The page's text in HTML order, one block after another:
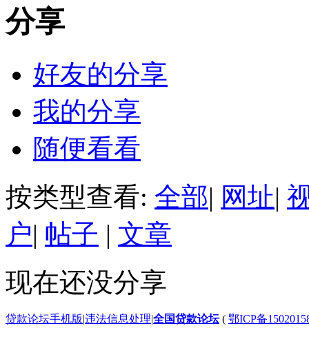
分享
好友的分享
我的分享
随便看看
按类型查看: 全部| 网址|
户| 帖子 | 文章
现在还没分享
贷款论坛手机版|违法信息处理|全国贷款论坛( 鄂ICP备